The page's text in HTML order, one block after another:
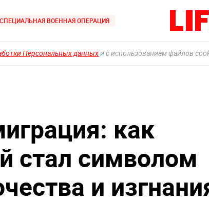
СПЕЦИАЛЬНАЯ ВОЕННАЯ ОПЕРАЦИЯ
Персональных данныхи с использованием файлов
как
стал символом
и